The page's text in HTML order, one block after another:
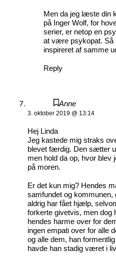
Men da jeg læste din
på Inger Wolf, for
serier, er netop en
at være psykopat. Så
inspireret af samme
Reply
Anne
3. oktober 2019 @ 13:14
Hej Linda
Jeg kastede mig straks
blevet færdig. Den sætter
men hold da op, hvor blev
på moren.
Er det kun mig? Hendes
samfundet og kommunen,
aldrig har fået hjælp,
forkerte givetvis, men
hendes harme over for
ingen empati over for alle
og alle dem, han
havde han stadig været i